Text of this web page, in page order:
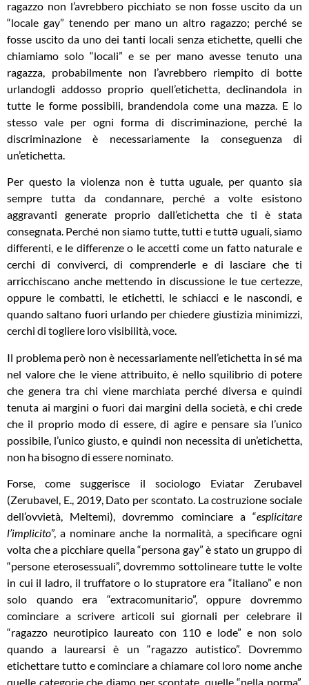
ragazzo non l’avrebbero picchiato se non fosse uscito da un
“locale gay” tenendo per mano un altro ragazzo; perché se
fosse uscito da uno dei tanti locali senza etichette, quelli che
chiamiamo solo “locali” e se per mano avesse tenuto una
ragazza, probabilmente non l’avrebbero riempito di botte
urlandogli addosso proprio quell’etichetta, declinandola in
tutte le forme possibili, brandendola come una mazza. E lo
stesso vale per ogni forma di discriminazione, perché la
discriminazione è necessariamente la conseguenza di
un’etichetta.
Per questo la violenza non è tutta uguale, per quanto sia
sempre tutta da condannare, perché a volte esistono
aggravanti generate proprio dall’etichetta che ti è stata
consegnata. Perché non siamo tutte, tutti e tuttə uguali, siamo
differenti, e le differenze o le accetti come un fatto naturale e
cerchi di conviverci, di comprenderle e di lasciare che ti
arricchiscano anche mettendo in discussione le tue certezze,
oppure le combatti, le etichetti, le schiacci e le nascondi, e
quando saltano fuori urlando per chiedere giustizia minimizzi,
cerchi di togliere loro visibilità, voce.
Il problema però non è necessariamente nell’etichetta in sé ma
nel valore che le viene attribuito, è nello squilibrio di potere
che genera tra chi viene marchiata perché diversa e quindi
tenuta ai margini o fuori dai margini della società, e chi crede
che il proprio modo di essere, di agire e pensare sia l’unico
possibile, l’unico giusto, e quindi non necessita di un’etichetta,
non ha bisogno di essere nominato.
Forse, come suggerisce il sociologo Eviatar Zerubavel
(Zerubavel, E., 2019, Dato per scontato. La costruzione sociale
dell’ovvietà, Meltemi), dovremmo cominciare a “esplicitare
l’implicito”, a nominare anche la normalità, a specificare ogni
volta che a picchiare quella “persona gay” è stato un gruppo di
“persone eterosessuali”, dovremmo sottolineare tutte le volte
in cui il ladro, il truffatore o lo stupratore era “italiano” e non
solo quando era “extracomunitario”, oppure dovremmo
cominciare a scrivere articoli sui giornali per celebrare il
“ragazzo neurotipico laureato con 110 e lode” e non solo
quando a laurearsi è un “ragazzo autistico”. Dovremmo
etichettare tutto e cominciare a chiamare col loro nome anche
quelle categorie che diamo per scontate, quelle “nella norma”,